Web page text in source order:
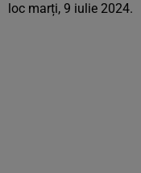
loc marți, 9 iulie 2024.